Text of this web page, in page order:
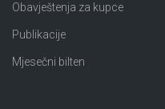
Obavještenja za kupce
Publikacije
Mjesečni bilten